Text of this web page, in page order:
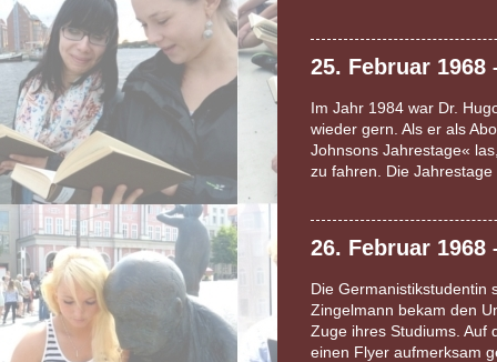
25. Februar 1968
Im Jahr 1984 war Dr.
wieder gern. Als er als
Johnsons Jahrestage«
zu fahren. Die
26. Februar
Die Germanistikstudentin
Zingelmann bekam den
Zuge ihres Studiums. Auf
einen Flyer aufmerksam